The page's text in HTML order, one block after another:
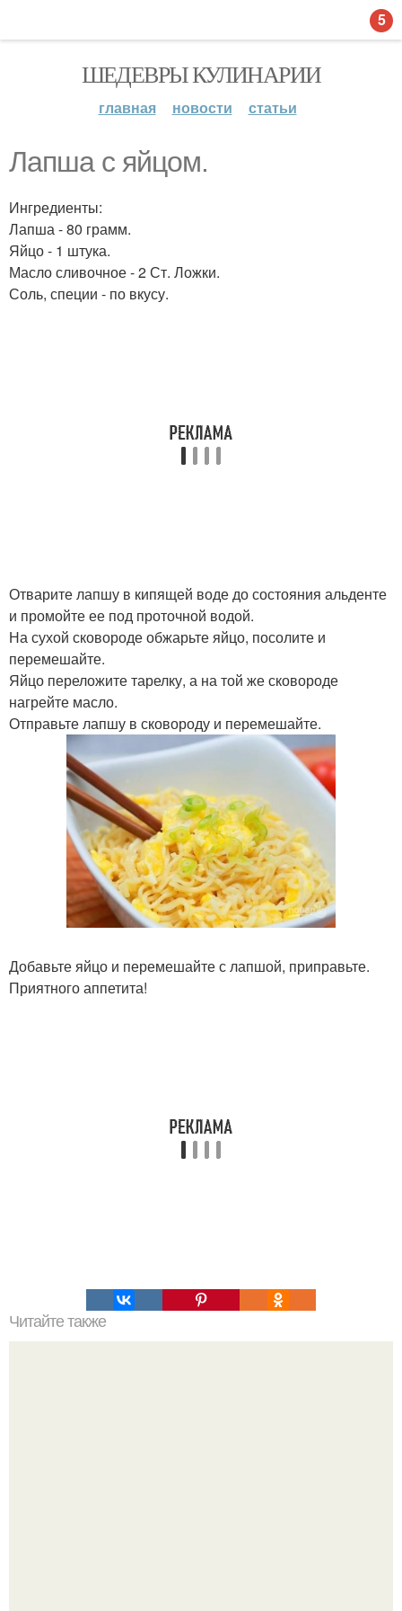
ШЕДЕВРЫ КУЛИНАРИИ
главная новости статьи
Лапша с яйцом.
Ингредиенты:
Лапша - 80 грамм.
Яйцо - 1 штука.
Масло сливочное - 2 Ст. Ложки.
Соль, специи - по вкусу.
Отварите лапшу в кипящей воде до состояния альденте
и промойте ее под проточной водой.
На сухой сковороде обжарьте яйцо, посолите и
перемешайте.
Яйцо переложите тарелку, а на той же сковороде
нагрейте масло.
Отправьте лапшу в сковороду и перемешайте.
Добавьте яйцо и перемешайте с лапшой, приправьте.
Приятного аппетита!
Читайте также
5